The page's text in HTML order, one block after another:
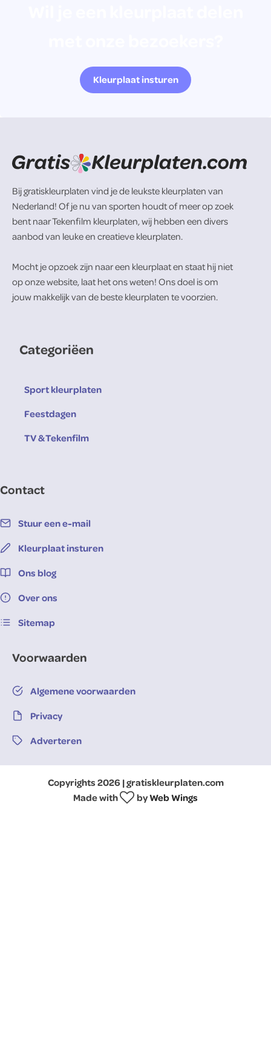
Kleurplaat insturen
Bij gratiskleurplaten vind je de leukste kleurplaten van
Nederland! Of je nu van sporten houdt of meer op zoek
bent naar Tekenfilm kleurplaten, wij hebben een divers
aanbod van leuke en creatieve kleurplaten.
Mocht je opzoek zijn naar een kleurplaat en staat hij niet
op onze website, laat het ons weten! Ons doel is om
jouw makkelijk van de beste kleurplaten te voorzien.
Categoriëen
Sport kleurplaten
Feestdagen
TV & Tekenfilm
Contact
Stuur een e-mail
Kleurplaat insturen
Ons blog
Over ons
Sitemap
Voorwaarden
Algemene voorwaarden
Privacy
Adverteren
Copyrights 2026 | gratiskleurplaten.com
Made with
byWeb Wings